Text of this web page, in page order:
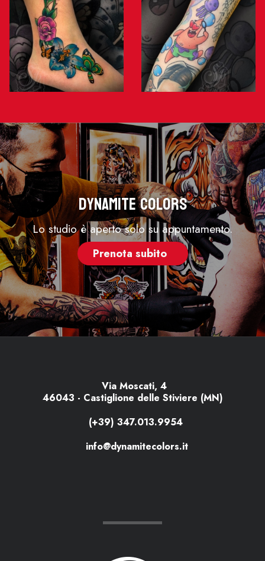
Dynamite Colors
Lo studio è aperto solo su appuntamento.
Prenota subito
Via Moscati, 4
46043 - Castiglione delle Stiviere (MN)
(+39) 347.013.9954
info@dynamitecolors.it